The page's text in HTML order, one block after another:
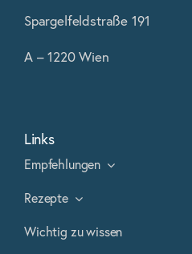
Spargelfeldstraße 191
A – 1220 Wien
Links
Empfehlungen
Rezepte
Wichtig zu wissen